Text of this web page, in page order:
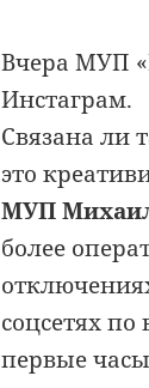
Вчера МУП
Инстаграм.
Связана ли
это
МУП
более
соцсетях
первые